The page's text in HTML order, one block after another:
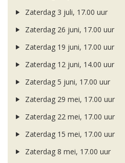
Zaterdag 3 juli, 17.00 uur
Zaterdag 26 juni, 17.00 uur
Zaterdag 19 juni, 17.00 uur
Zaterdag 12 juni, 14.00 uur
Zaterdag 5 juni, 17.00 uur
Zaterdag 29 mei, 17.00 uur
Zaterdag 22 mei, 17.00 uur
Zaterdag 15 mei, 17.00 uur
Zaterdag 8 mei, 17.00 uur